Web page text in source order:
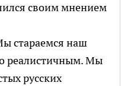
своим мнением
стараемся наш
реалистичным. Мы
русских